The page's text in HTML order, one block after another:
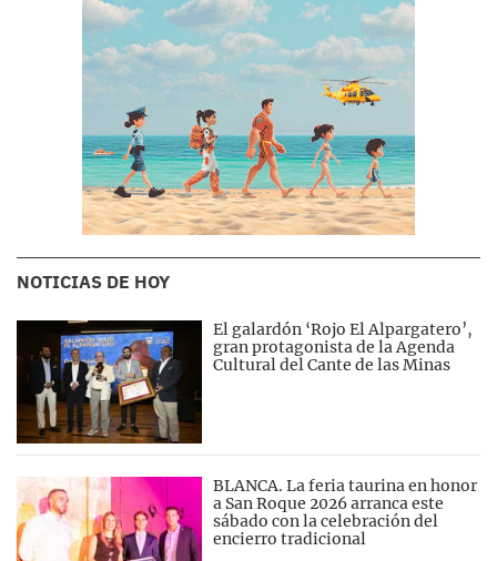
NOTICIAS DE HOY
El galardón ‘Rojo El Alpargatero’,
gran protagonista de la Agenda
Cultural del Cante de las Minas
BLANCA. La feria taurina en honor
a San Roque 2026 arranca este
sábado con la celebración del
encierro tradicional